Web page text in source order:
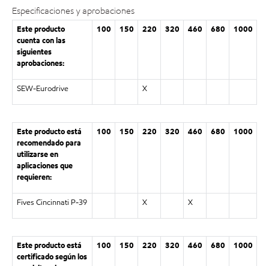
Especificaciones y aprobaciones
Este producto
cuenta con las
siguientes
aprobaciones:
100 150 220 320 460 680 1000
SEW-Eurodrive X
Este producto está
recomendado para
utilizarse en
aplicaciones que
requieren:
100 150 220 320 460 680 1000
Fives Cincinnati P-39 X X
Este producto está
certificado según los
100 150 220 320 460 680 1000